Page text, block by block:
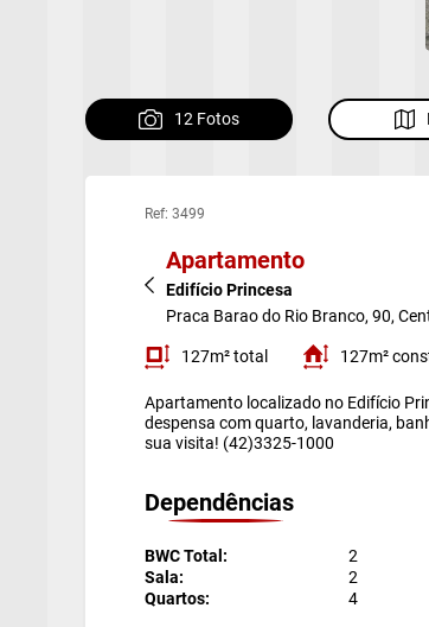
12 Fotos
Ref: 3499
Apartamento
Edifício Princesa
Praca Barao do Rio Branco, 90,
127m² total 127m²
Apartamento localizado no Edifício
despensa com quarto, lavanderia,
sua visita! (42)3325-1000
Dependências
BWC Total: 2
Sala:
2
Quartos:
4